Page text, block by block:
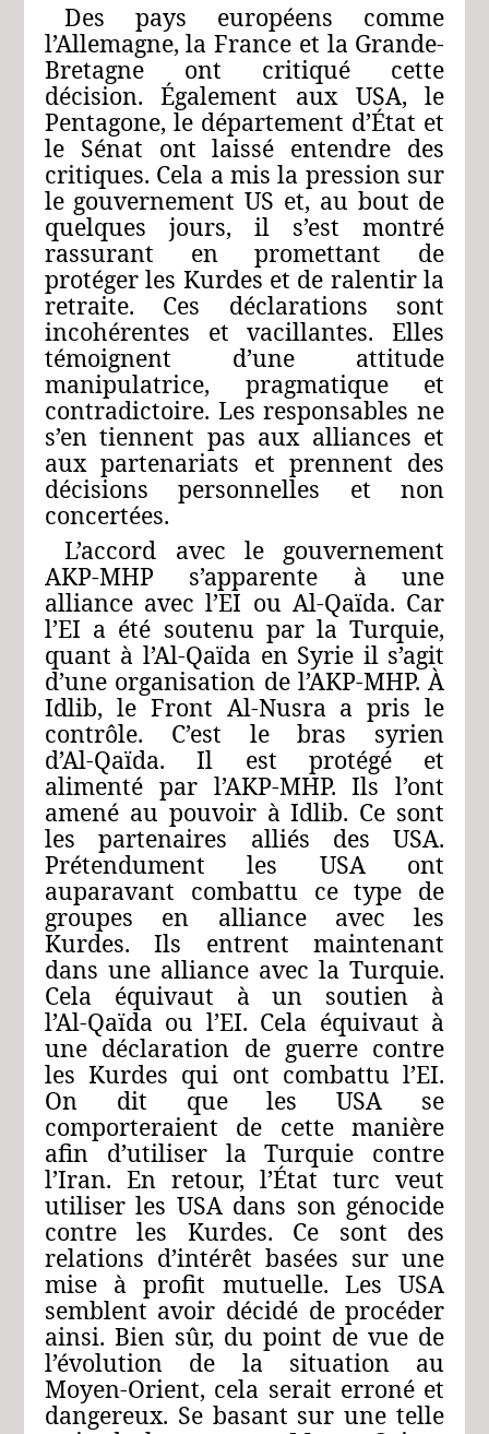
Des pays européens comme
l’Allemagne, la France et la Grande-
Bretagne ont critiqué cette
décision. Également aux USA, le
Pentagone, le département d’État et
le Sénat ont laissé entendre des
critiques. Cela a mis la pression sur
le gouvernement US et, au bout de
quelques jours, il s’est montré
rassurant en promettant de
protéger les Kurdes et de ralentir la
retraite. Ces déclarations sont
incohérentes et vacillantes. Elles
témoignent d’une attitude
manipulatrice, pragmatique et
contradictoire. Les responsables ne
s’en tiennent pas aux alliances et
aux partenariats et prennent des
décisions personnelles et non
concertées.
L’accord avec le gouvernement
AKP-MHP s’apparente à une
alliance avec l’EI ou Al‑Qaïda. Car
l’EI a été soutenu par la Turquie,
quant à l’Al‑Qaïda en Syrie il s’agit
d’une organisation de l’AKP-MHP. À
Idlib, le Front Al‑Nusra a pris le
contrôle. C’est le bras syrien
d’Al‑Qaïda. Il est protégé et
alimenté par l’AKP-MHP. Ils l’ont
amené au pouvoir à Idlib. Ce sont
les partenaires alliés des USA.
Prétendument les USA ont
auparavant combattu ce type de
groupes en alliance avec les
Kurdes. Ils entrent maintenant
dans une alliance avec la Turquie.
Cela équivaut à un soutien à
l’Al‑Qaïda ou l’EI. Cela équivaut à
une déclaration de guerre contre
les Kurdes qui ont combattu l’EI.
On dit que les USA se
comporteraient de cette manière
afin d’utiliser la Turquie contre
l’Iran. En retour, l’État turc veut
utiliser les USA dans son génocide
contre les Kurdes. Ce sont des
relations d’intérêt basées sur une
mise à profit mutuelle. Les USA
semblent avoir décidé de procéder
ainsi. Bien sûr, du point de vue de
l’évolution de la situation au
Moyen-Orient, cela serait erroné et
dangereux. Se basant sur une telle